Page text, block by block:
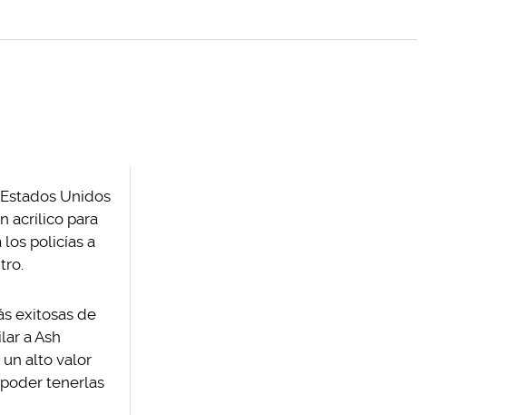
Unidos
acrílico para
policías a
exitosas de
a Ash
alto valor
tenerlas